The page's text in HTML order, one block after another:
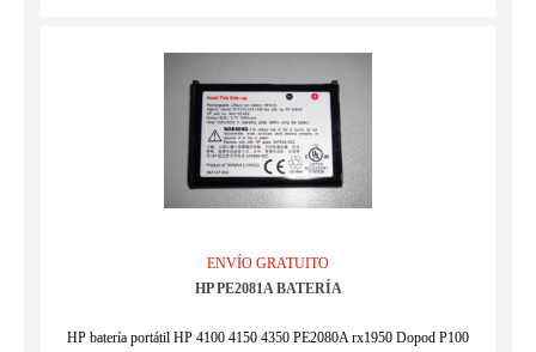
ENVÍO GRATUITO
HP PE2081A BATERÍA
HP batería portátil HP 4100 4150 4350 PE2080A rx1950 Dopod P100